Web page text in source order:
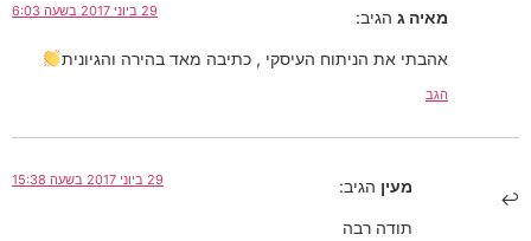
מאיה ג הגיב: 29 ביוני 2017 בשעה 6:03
אהבתי את הניתוח העיסקי , כתיבה מאד בהירה והגיונית
הגב
מעין הגיב: 29 ביוני 2017 בשעה 15:38
תודה רבה